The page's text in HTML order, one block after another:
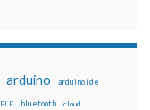
arduino arduino ide
BLE bluetooth cloud